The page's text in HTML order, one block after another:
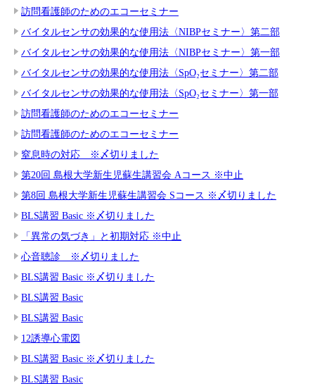
訪問看護師のためのエコーセミナー
バイタルセンサの効果的な使用法〈NIBPセミナー〉第二部
バイタルセンサの効果的な使用法〈NIBPセミナー〉第一部
バイタルセンサの効果的な使用法〈SpO₂セミナー〉第二部
バイタルセンサの効果的な使用法〈SpO₂セミナー〉第一部
訪問看護師のためのエコーセミナー
訪問看護師のためのエコーセミナー
窒息時の対応 ※〆切りました
第20回 島根大学新生児蘇生講習会 Aコース ※中止
第8回 島根大学新生児蘇生講習会 Sコース ※〆切りました
BLS講習 Basic ※〆切りました
「異常の気づき」と初期対応 ※中止
心音聴診 ※〆切りました
BLS講習 Basic ※〆切りました
BLS講習 Basic
BLS講習 Basic
12誘導心電図
BLS講習 Basic ※〆切りました
BLS講習 Basic